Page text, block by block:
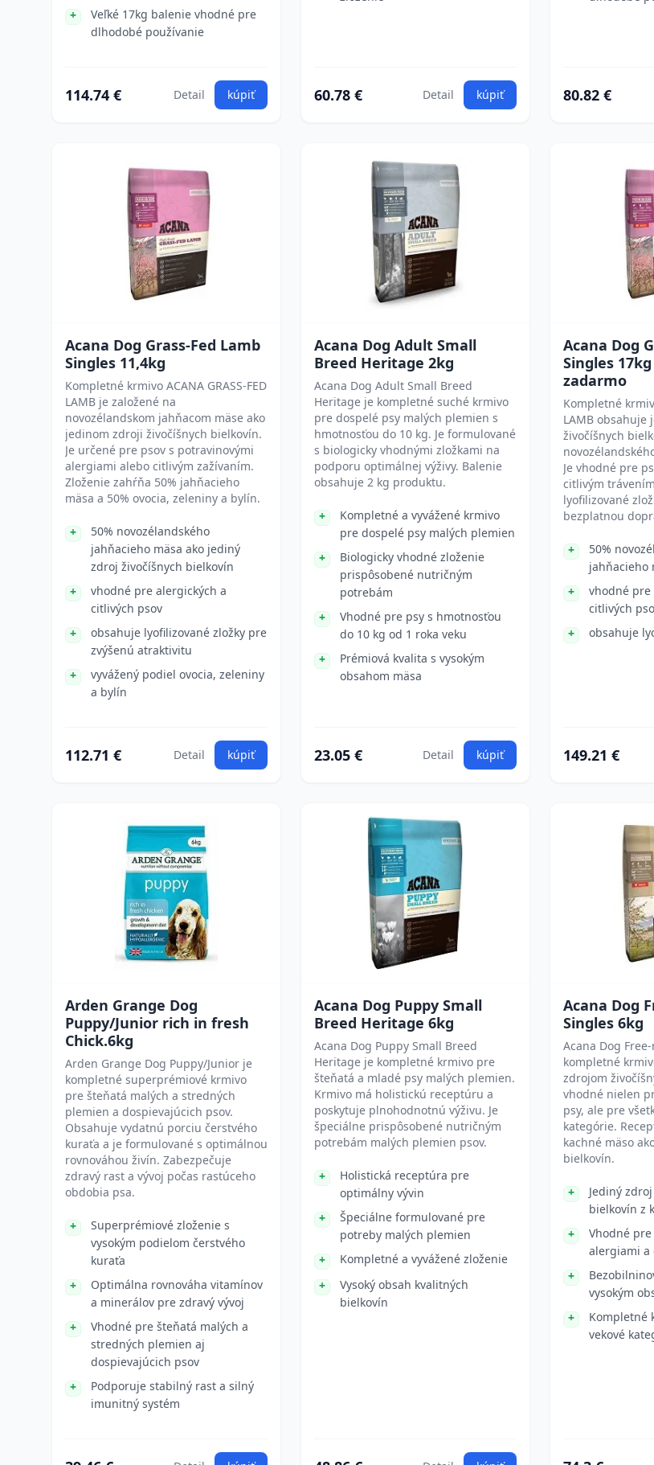
Veľké 17kg balenie vhodné pre
dlhodobé používanie
114.74 € Detail kúpiť 60.78 € Detail kúpiť 80.82 €
Acana Dog Grass-Fed Lamb
Singles 11,4kg
Kompletné krmivo ACANA GRASS-FED
LAMB je založené na
novozélandskom jahňacom mäse ako
jedinom zdroji živočíšnych bielkovín.
Je určené pre psov s potravinovými
alergiami alebo citlivým zažívaním.
Zloženie zahŕňa 50% jahňacieho
mäsa a 50% ovocia, zeleniny a bylín.
50% novozélandského
jahňacieho mäsa ako jediný
zdroj živočíšnych bielkovín
vhodné pre alergických a
citlivých psov
obsahuje lyofilizované zložky pre
zvýšenú atraktivitu
vyvážený podiel ovocia, zeleniny
a bylín
112.71 € Detail kúpiť
Acana Dog Adult Small
Breed Heritage 2kg
Acana Dog Adult Small Breed
Heritage je kompletné suché krmivo
pre dospelé psy malých plemien s
hmotnosťou do 10 kg. Je formulované
s biologicky vhodnými zložkami na
podporu optimálnej výživy. Balenie
obsahuje 2 kg produktu.
Kompletné a vyvážené krmivo
pre dospelé psy malých plemien
Biologicky vhodné zloženie
prispôsobené nutričným
potrebám
Vhodné pre psy s hmotnosťou
do 10 kg od 1 roka veku
Prémiová kvalita s vysokým
obsahom mäsa
23.05 € Detail kúpiť
Acana Dog
Singles
zadarmo
Kompletné
LAMB obsahuje
živočíšnych
Je vhodné pre
citlivým
lyofilizované
bezplatnou
50%
jahňacieho
vhodné pre
citlivých
obsahuje
149.21 €
Arden Grange Dog
Puppy/Junior rich in fresh
Chick.6kg
Arden Grange Dog Puppy/Junior je
kompletné superprémiové krmivo
pre šteňatá malých a stredných
plemien a dospievajúcich psov.
Obsahuje vydatnú porciu čerstvého
kuraťa a je formulované s optimálnou
rovnováhou živín. Zabezpečuje
zdravý rast a vývoj počas rastúceho
obdobia psa.
Superprémiové zloženie s
vysokým podielom čerstvého
kuraťa
Optimálna rovnováha vitamínov
a minerálov pre zdravý vývoj
Vhodné pre šteňatá malých a
stredných plemien aj
dospievajúcich psov
Podporuje stabilný rast a silný
imunitný systém
Acana Dog Puppy Small
Breed Heritage 6kg
Acana Dog Puppy Small Breed
Heritage je kompletné krmivo pre
šteňatá a mladé psy malých plemien.
Krmivo má holistickú receptúru a
poskytuje plnohodnotnú výživu. Je
špeciálne prispôsobené nutričným
potrebám malých plemien psov.
Holistická receptúra pre
optimálny vývin
Špeciálne formulované pre
potreby malých plemien
Kompletné a vyvážené zloženie
Vysoký obsah kvalitných
bielkovín
Acana Dog
Singles 6kg
Acana Dog
kompletné
zdrojom
vhodné nielen
psy, ale pre
kategórie.
kachné mäso
bielkovín.
Jediný
bielkovín z
Vhodné
alergiami a
vysokým
Kompletné
vekové